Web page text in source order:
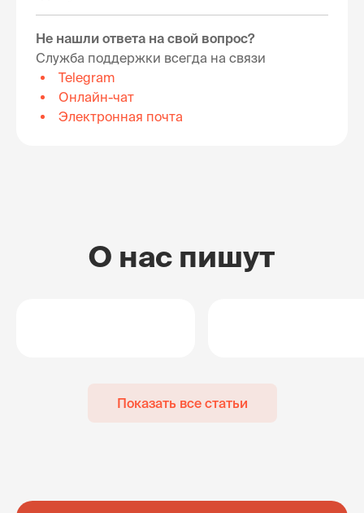
Не нашли ответа на свой вопрос?
Служба поддержки всегда на связи
Telegram
Онлайн-чат
Электронная почта
О нас пишут
Показать все статьи